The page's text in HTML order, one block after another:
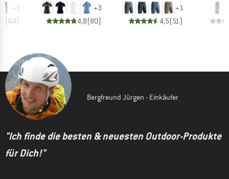
+3
(64)
+3
4,8(80)
+1
4,5(51)
Bergfreund Jürgen - Einkäufer
"Ich finde die besten & neuesten Outdoor-Produkte
für Dich!"